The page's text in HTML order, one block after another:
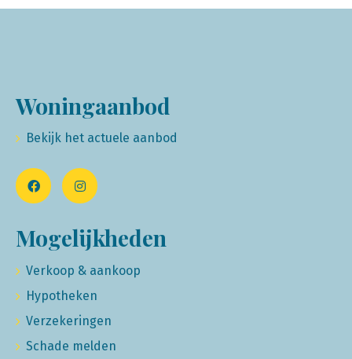
Woningaanbod
Bekijk het actuele aanbod
Mogelijkheden
Verkoop & aankoop
Hypotheken
Verzekeringen
Schade melden